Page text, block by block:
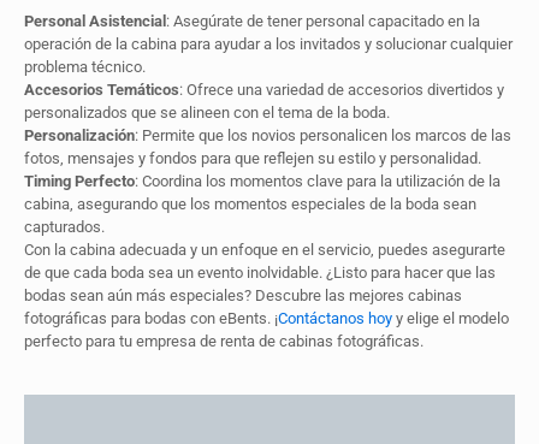
Personal Asistencial: Asegúrate de tener personal capacitado en la
operación de la cabina para ayudar a los invitados y solucionar cualquier
problema técnico.
Accesorios Temáticos: Ofrece una variedad de accesorios divertidos y
personalizados que se alineen con el tema de la boda.
Personalización: Permite que los novios personalicen los marcos de las
fotos, mensajes y fondos para que reflejen su estilo y personalidad.
Timing Perfecto: Coordina los momentos clave para la utilización de la
cabina, asegurando que los momentos especiales de la boda sean
capturados.
Con la cabina adecuada y un enfoque en el servicio, puedes asegurarte
de que cada boda sea un evento inolvidable. ¿Listo para hacer que las
bodas sean aún más especiales? Descubre las mejores cabinas
fotográficas para bodas con eBents. ¡Contáctanos hoy y elige el modelo
perfecto para tu empresa de renta de cabinas fotográficas.